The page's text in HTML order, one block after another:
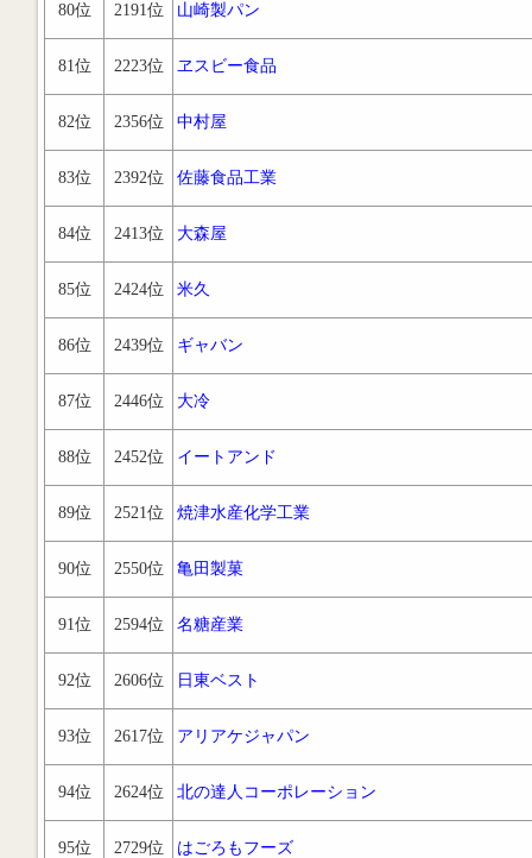
80位 2191位 山崎製パン
81位 2223位 ヱスビー食品
82位 2356位 中村屋
83位 2392位 佐藤食品工業
84位 2413位 大森屋
85位 2424位 米久
86位 2439位 ギャバン
87位 2446位 大冷
88位 2452位 イートアンド
89位 2521位 焼津水産化学工業
90位 2550位 亀田製菓
91位 2594位 名糖産業
92位 2606位 日東ベスト
93位 2617位 アリアケジャパン
94位 2624位 北の達人コーポレーション
95位 2729位 はごろもフーズ